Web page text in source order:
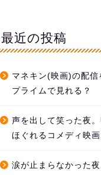
最近の投稿
マネキン(映画)の配
プライムで見れる？
声を出して笑った夜
ほぐれるコメディ映
涙が止まらなかった